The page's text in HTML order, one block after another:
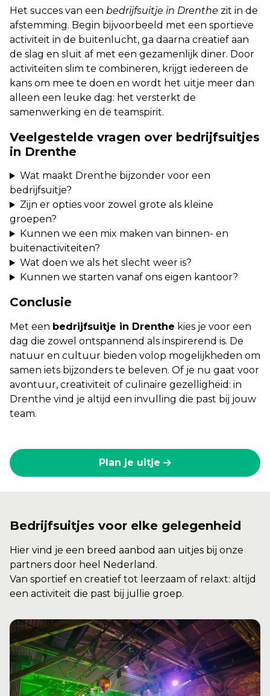
Het succes van een bedrijfsuitje in Drenthe zit in de
afstemming. Begin bijvoorbeeld met een sportieve
activiteit in de buitenlucht, ga daarna creatief aan
de slag en sluit af met een gezamenlijk diner. Door
activiteiten slim te combineren, krijgt iedereen de
kans om mee te doen en wordt het uitje meer dan
alleen een leuke dag: het versterkt de
samenwerking en de teamspirit.
Veelgestelde vragen over bedrijfsuitjes
in Drenthe
Wat maakt Drenthe bijzonder voor een
bedrijfsuitje?
Zijn er opties voor zowel grote als kleine
groepen?
Kunnen we een mix maken van binnen- en
buitenactiviteiten?
Wat doen we als het slecht weer is?
Kunnen we starten vanaf ons eigen kantoor?
Conclusie
Met een bedrijfsuitje in Drenthe kies je voor een
dag die zowel ontspannend als inspirerend is. De
natuur en cultuur bieden volop mogelijkheden om
samen iets bijzonders te beleven. Of je nu gaat voor
avontuur, creativiteit of culinaire gezelligheid: in
Drenthe vind je altijd een invulling die past bij jouw
team.
Plan je uitje
Bedrijfsuitjes voor elke gelegenheid
Hier vind je een breed aanbod aan uitjes bij onze
partners door heel Nederland.
Van sportief en creatief tot leerzaam of relaxt: altijd
een activiteit die past bij jullie groep.